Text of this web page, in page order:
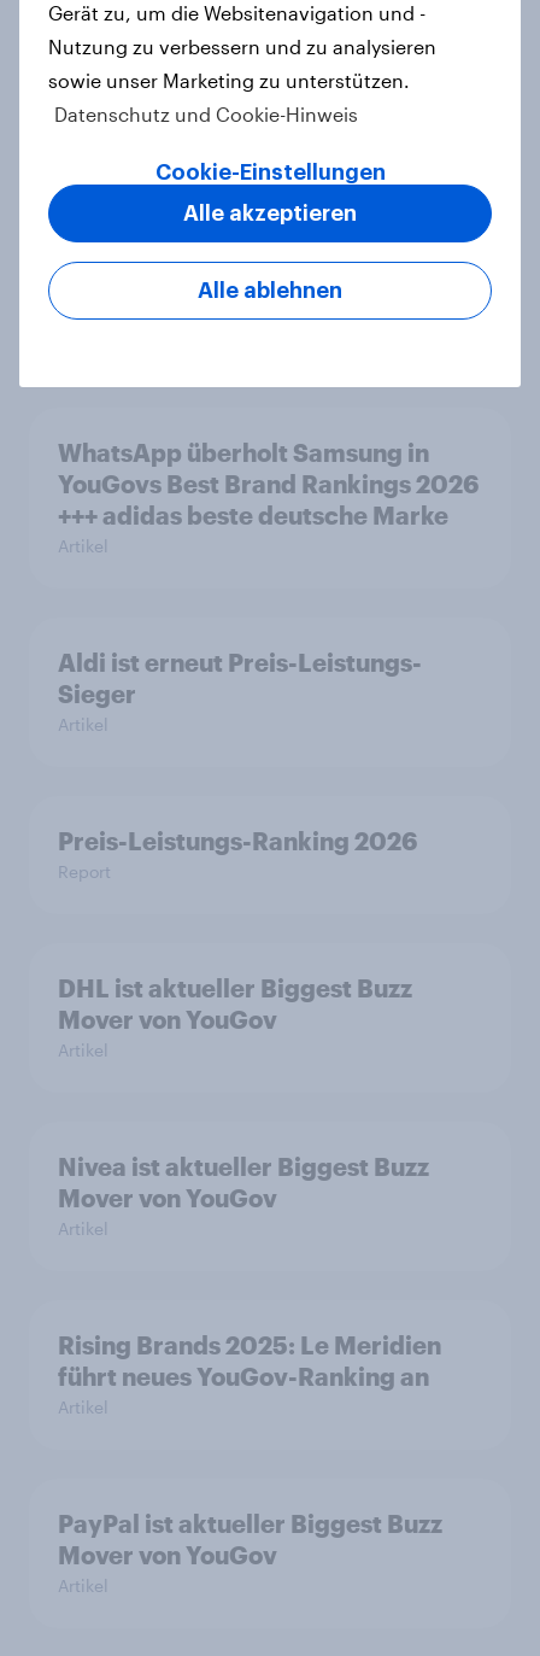
Wikipedia und CHECK24 Reisen
sind aktuelle Biggest Buzz Mover
von YouGov
Artikel
Lufthansa verzeichnet stärksten
Imagegewinn unter allen Marken
2025
WhatsApp überholt Samsung in
YouGovs Best Brand Rankings 2026
+++ adidas beste deutsche Marke
Artikel
Aldi ist erneut Preis-Leistungs-
Sieger
Artikel
Preis-Leistungs-Ranking 2026
Report
DHL ist aktueller Biggest Buzz
Mover von YouGov
Artikel
Nivea ist aktueller Biggest Buzz
Mover von YouGov
Artikel
Rising Brands 2025: Le Meridien
führt neues YouGov-Ranking an
Artikel
PayPal ist aktueller Biggest Buzz
Mover von YouGov
Artikel
Gerät zu, um die Websitenavigation und -
Nutzung zu verbessern und zu analysieren
sowie unser Marketing zu unterstützen.
Datenschutz und Cookie-Hinweis
Cookie-Einstellungen
Alle ablehnen
Alle akzeptieren